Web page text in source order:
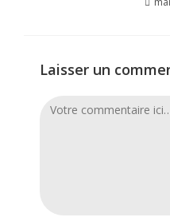
Laisser un